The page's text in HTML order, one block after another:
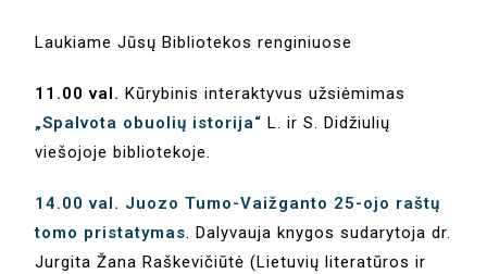
Laukiame Jūsų Bibliotekos renginiuose
11.00 val. Kūrybinis interaktyvus užsiėmimas
„Spalvota obuolių istorija“ L. ir S. Didžiulių
viešojoje bibliotekoje.
14.00 val. Juozo Tumo-Vaižganto 25-ojo raštų
tomo pristatymas. Dalyvauja knygos sudarytoja dr.
Jurgita Žana Raškevičiūtė (Lietuvių literatūros ir